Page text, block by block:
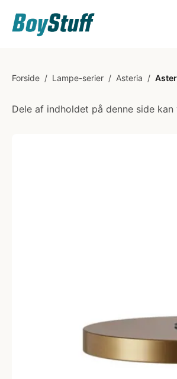
Forside / Lampe-serier / Asteria /
Dele af indholdet på denne side